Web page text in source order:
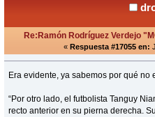
Re:Ramón Rodríguez Verdejo
« Respuesta #17055 en:
Era evidente, ya sabemos por qué no
“Por otro lado, el futbolista Tanguy
recto anterior en su pierna derecha.